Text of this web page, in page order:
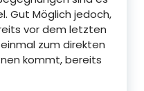
Gut Möglich jedoch,
vor dem letzten
zum direkten
kommt, bereits